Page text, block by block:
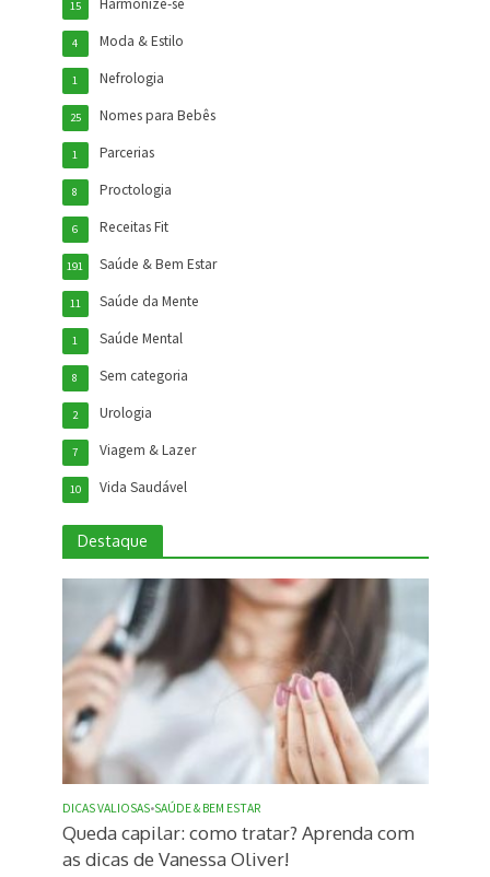
Harmonize-se
15
Moda & Estilo
4
Nefrologia
1
Nomes para Bebês
25
Parcerias
1
Proctologia
8
Receitas Fit
6
Saúde & Bem Estar
191
Saúde da Mente
11
Saúde Mental
1
Sem categoria
8
Urologia
2
Viagem & Lazer
7
Vida Saudável
10
Destaque
DICAS VALIOSAS•SAÚDE & BEM ESTAR
Queda capilar: como tratar? Aprenda com
as dicas de Vanessa Oliver!